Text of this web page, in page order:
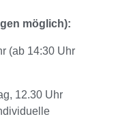
möglich):
(ab 14:30 Uhr
12.30 Uhr